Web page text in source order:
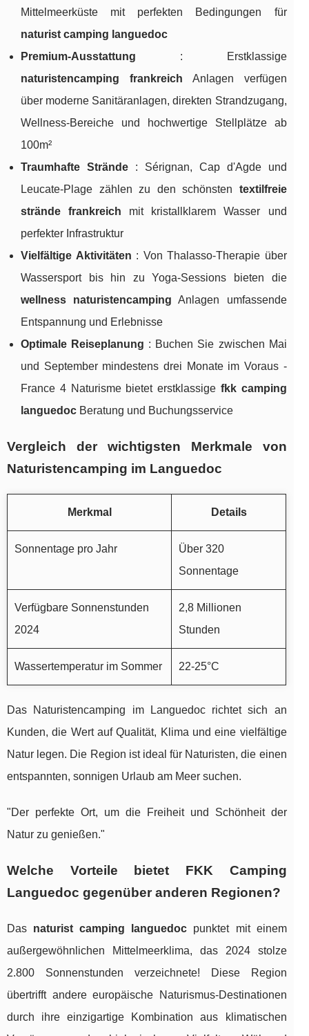
Mittelmeerküste mit perfekten Bedingungen für
naturist camping languedoc
Premium-Ausstattung : Erstklassige
naturistencamping frankreich Anlagen verfügen
über moderne Sanitäranlagen, direkten Strandzugang,
Wellness-Bereiche und hochwertige Stellplätze ab
100m²
Traumhafte Strände: Sérignan, Cap d'Agde und
Leucate-Plage zählen zu den schönsten textilfreie
strände frankreich mit kristallklarem Wasser und
perfekter Infrastruktur
Vielfältige Aktivitäten : Von Thalasso-Therapie über
Wassersport bis hin zu Yoga-Sessions bieten die
wellness naturistencamping Anlagen umfassende
Entspannung und Erlebnisse
Optimale Reiseplanung : Buchen Sie zwischen Mai
und September mindestens drei Monate im Voraus -
France 4 Naturisme bietet erstklassige fkk camping
languedoc Beratung und Buchungsservice
Vergleich der wichtigsten Merkmale von
Naturistencamping im Languedoc
Merkmal Details
Sonnentage pro Jahr
Über 320
Sonnentage
Verfügbare Sonnenstunden
2024
2,8 Millionen
Stunden
Wassertemperatur im Sommer 22-25°C
Das Naturistencamping im Languedoc richtet sich an
Kunden, die Wert auf Qualität, Klima und eine vielfältige
Natur legen. Die Region ist ideal für Naturisten, die einen
entspannten, sonnigen Urlaub am Meer suchen.
"Der perfekte Ort, um die Freiheit und Schönheit der
Natur zu genießen."
Welche Vorteile bietet FKK Camping
Languedoc gegenüber anderen Regionen?
Das naturist camping languedoc punktet mit einem
außergewöhnlichen Mittelmeerklima, das 2024 stolze
2.800 Sonnenstunden verzeichnete! Diese Region
übertrifft andere europäische Naturismus-Destinationen
durch ihre einzigartige Kombination aus klimatischen